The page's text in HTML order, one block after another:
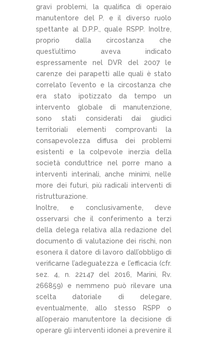
gravi problemi, la qualifica di operaio
manutentore del P. e il diverso ruolo
spettante al D.P.P., quale RSPP. Inoltre,
proprio dalla circostanza che
quest’ultimo aveva indicato
espressamente nel DVR del 2007 le
carenze dei parapetti alle quali è stato
correlato l’evento e la circostanza che
era stato ipotizzato da tempo un
intervento globale di manutenzione,
sono stati considerati dai giudici
territoriali elementi comprovanti la
consapevolezza diffusa dei problemi
esistenti e la colpevole inerzia della
società conduttrice nel porre mano a
interventi interinali, anche minimi, nelle
more dei futuri, più radicali interventi di
ristrutturazione.
Inoltre, e conclusivamente, deve
osservarsi che il conferimento a terzi
della delega relativa alla redazione del
documento di valutazione dei rischi, non
esonera il datore di lavoro dall’obbligo di
verificarne l’adeguatezza e l’efficacia (cfr.
sez. 4, n. 22147 del 2016, Marini, Rv.
266859) e nemmeno può rilevare una
scelta datoriale di delegare,
eventualmente, allo stesso RSPP o
all’operaio manutentore la decisione di
operare gli interventi idonei a prevenire il